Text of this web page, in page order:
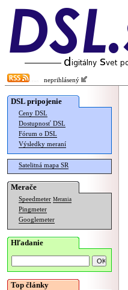
neprihlásený
DSL pripojenie
Ceny DSL
Dostupnosť DSL
Fórum o DSL
Výsledky meraní
Satelitná mapa SR
Merače
Speedmeter Merania
Pingmeter
Googlemeter
Hľadanie
Top články